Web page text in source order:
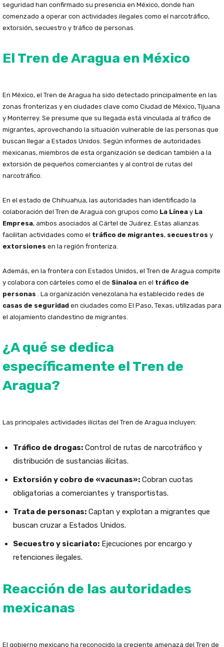
seguridad han confirmado su presencia en México, donde han
comenzado a operar con actividades ilegales como el narcotráfico,
extorsión, secuestro y tráfico de personas.
El Tren de Aragua en México
En México, el Tren de Aragua ha sido detectado principalmente en las
zonas fronterizas y en ciudades clave como Ciudad de México, Tijuana
y Monterrey. Se presume que su llegada está vinculada al tráfico de
migrantes, aprovechando la situación vulnerable de las personas que
buscan llegar a Estados Unidos. Según informes de autoridades
mexicanas, miembros de esta organización se dedican también a la
extorsión de pequeños comerciantes y al control de rutas del
narcotráfico.
En el estado de Chihuahua, las autoridades han identificado la
colaboración del Tren de Aragua con grupos como La Línea y La
Empresa, ambos asociados al Cártel de Juárez. Estas alianzas
facilitan actividades como el tráfico de migrantes, secuestros y
extorsiones en la región fronteriza.
Además, en la frontera con Estados Unidos, el Tren de Aragua compite
y colabora con cárteles como el de Sinaloa en el tráfico de
personas . La organización venezolana ha establecido redes de
casas de seguridad en ciudades como El Paso, Texas, utilizadas para
el alojamiento clandestino de migrantes.
¿A qué se dedica
específicamente el Tren de
Aragua?
Las principales actividades ilícitas del Tren de Aragua incluyen:
Tráfico de drogas: Control de rutas de narcotráfico y
distribución de sustancias ilícitas.
Extorsión y cobro de «vacunas»: Cobran cuotas
obligatorias a comerciantes y transportistas.
Trata de personas: Captan y explotan a migrantes que
buscan cruzar a Estados Unidos.
Secuestro y sicariato: Ejecuciones por encargo y
retenciones ilegales.
Reacción de las autoridades
mexicanas
El gobierno mexicano ha reconocido la creciente amenaza del Tren de